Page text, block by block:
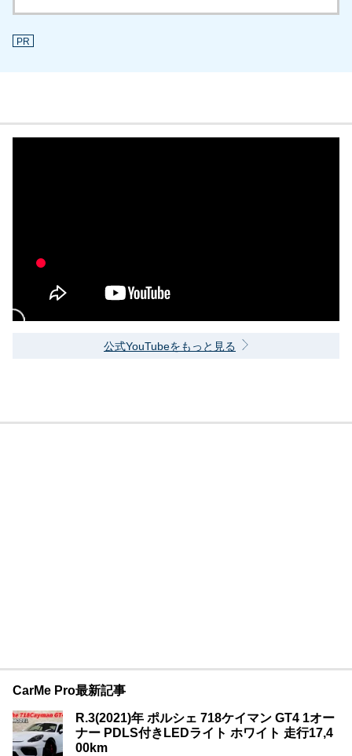
PR
公式YouTubeをもっと見る
CarMe Pro最新記事
R.3(2021)年 ポルシェ 718ケイマン GT4 1オー
ナー PDLS付きLEDライト ホワイト 走行17,4
00km